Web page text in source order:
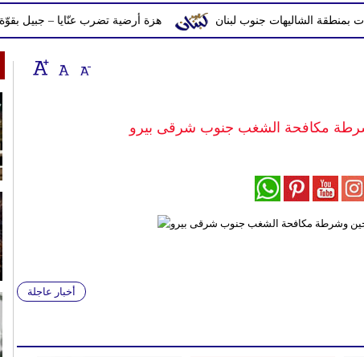
هزة أرضية تضرب عنّايا – جبيل بقوّة 2.8 درجات على مقياس ريختر الشاليهات جنوب لبنان
مكافحة الشغب جنوب شرقى بيرو
أخبار عاجلة